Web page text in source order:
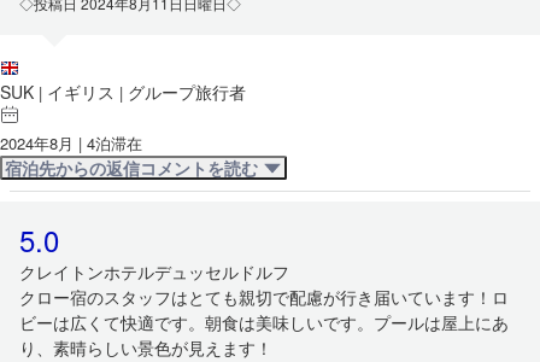
SUK | イギリス | グループ旅行者
2024年8月 | 4泊滞在
宿泊先からの返信コメントを読む
5.0
クレイトンホテルデュッセルドルフ
クロー宿のスタッフはとても親切で配慮が行き届いています！ロ
ビーは広くて快適です。朝食は美味しいです。プールは屋上にあ
り、素晴らしい景色が見えます！